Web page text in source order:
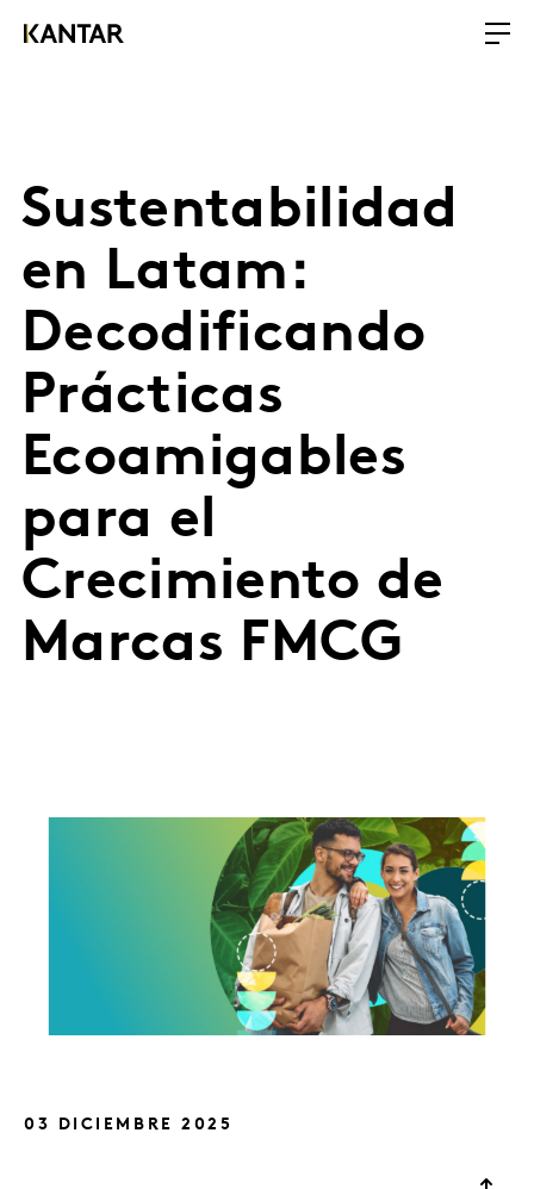
Sustentabilidad
en Latam:
Decodificando
Prácticas
Ecoamigables
para el
Crecimiento de
Marcas FMCG
03 DICIEMBRE 2025